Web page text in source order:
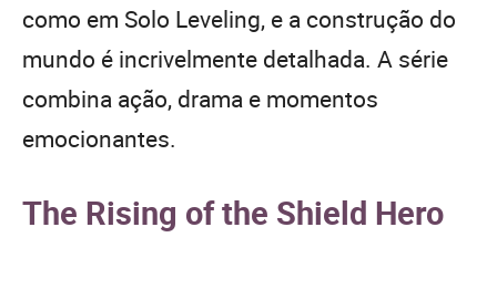
como em Solo Leveling, e a construção do
mundo é incrivelmente detalhada. A série
combina ação, drama e momentos
emocionantes.
The Rising of the Shield Hero